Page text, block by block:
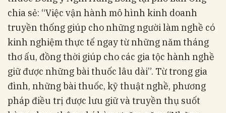
chia sẻ: “Việc vận hành mô hình kinh doanh
truyền thống giúp cho những người làm nghề có
kinh nghiệm thực tế ngay từ những năm tháng
thơ ấu, đồng thời giúp cho các gia tộc hành nghề
giữ được những bài thuốc lâu dài”. Từ trong gia
đình, những bài thuốc, kỹ thuật nghề, phương
pháp điều trị được lưu giữ và truyền thụ suốt